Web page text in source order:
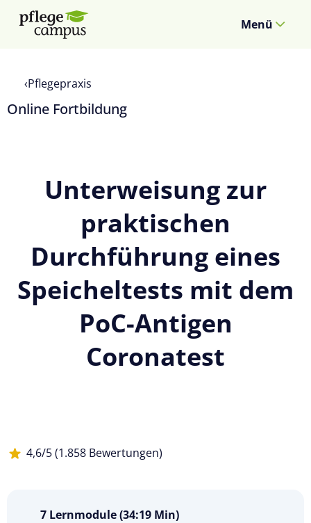
Menü
Pflegepraxis
Online Fortbildung
Unterweisung zur
praktischen
Durchführung eines
Speicheltests mit dem
PoC-Antigen
Coronatest
4,6/5 (1.858 Bewertungen)
7 Lernmodule (34:19 Min)